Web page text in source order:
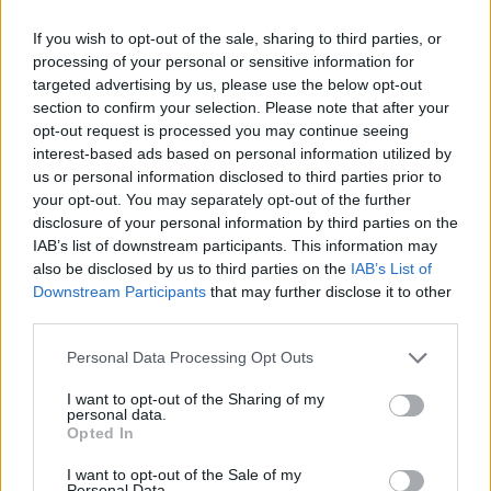
If you wish to opt-out of the sale, sharing to third parties, or
processing of your personal or sensitive information for
targeted advertising by us, please use the below opt-out
section to confirm your selection. Please note that after your
opt-out request is processed you may continue seeing
interest-based ads based on personal information utilized by
us or personal information disclosed to third parties prior to
your opt-out. You may separately opt-out of the further
disclosure of your personal information by third parties on the
IAB’s list of downstream participants. This information may
also be disclosed by us to third parties on the IAB’s List of
Downstream Participants that may further disclose it to other
Personal Data Processing Opt Outs
I want to opt-out of the Sharing of my
personal data.
Opted In
I want to opt-out of the Sale of my
Ebben az értelemben a Tisza szavazói, támogatói
és a nekik kampányoló megmondó- és
értelmiségi réteg nem váltották le az
államszervezés 2016 óta irányadó módszerét, a
rendszer magjában tovább élő populista
észjárást, ami az alulmaradt, kisebbségi ellenfél
bevonását, és a velük egységben való
törvénykezést elfogadhatatlannak, sőt bűnös
gyakorlatnak tartja.
Így persze kijelenthető, hogy Magyar Péternek ez
a Nemzeti Vagyonvisszaszerzési és Védelmi
Hivatal és a az előző kormányzat (és rendszer)
ügyeiben már április közepe óta aktív Központi
Nyomozó Főügyészség lesznek ennek a
„maffiaellenes harcnak” és elszámoltatásnak a